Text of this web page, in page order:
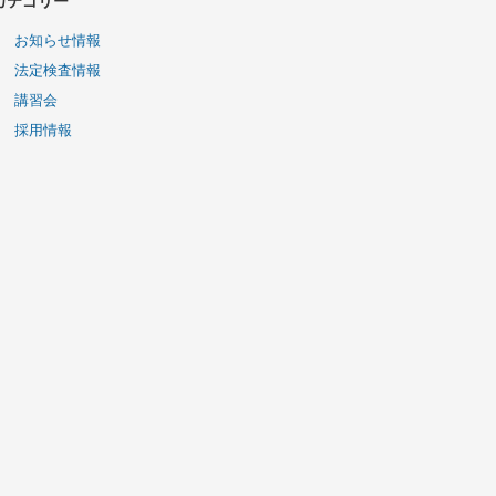
お知らせ情報
法定検査情報
講習会
採用情報